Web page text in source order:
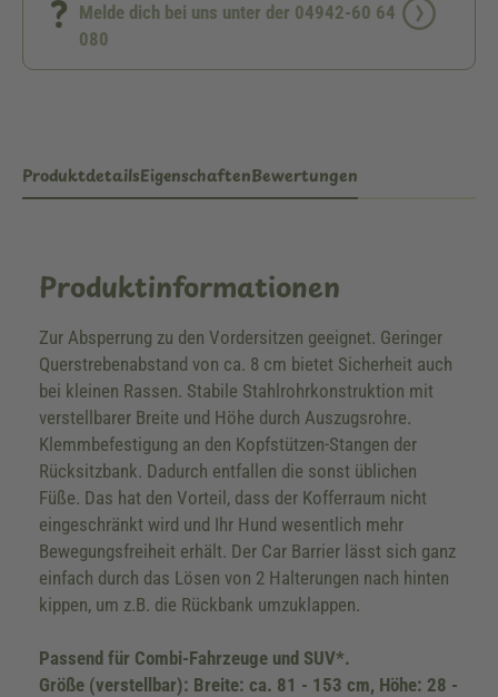
Melde dich bei uns unter der 04942-60 64
080
ProduktdetailsEigenschaftenBewertungen
Produktinformationen
Zur Absperrung zu den Vordersitzen geeignet. Geringer
Querstrebenabstand von ca. 8 cm bietet Sicherheit auch
bei kleinen Rassen. Stabile Stahlrohrkonstruktion mit
verstellbarer Breite und Höhe durch Auszugsrohre.
Klemmbefestigung an den Kopfstützen-Stangen der
Rücksitzbank. Dadurch entfallen die sonst üblichen
Füße. Das hat den Vorteil, dass der Kofferraum nicht
eingeschränkt wird und Ihr Hund wesentlich mehr
Bewegungsfreiheit erhält. Der Car Barrier lässt sich ganz
einfach durch das Lösen von 2 Halterungen nach hinten
kippen, um z.B. die Rückbank umzuklappen.
Passend für Combi-Fahrzeuge und SUV*.
Größe (verstellbar): Breite: ca. 81 - 153 cm, Höhe: 28 -